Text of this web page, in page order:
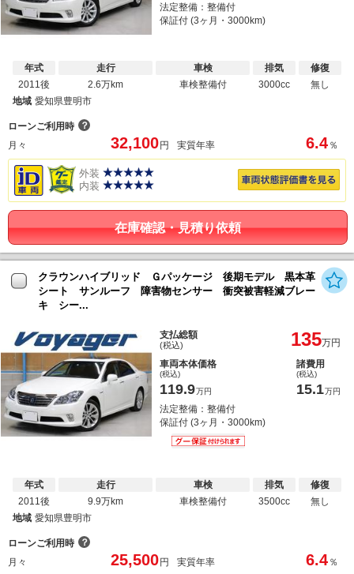
法定整備：整備付
保証付 (3ヶ月・3000km)
年式
2011後
走行
2.6万km
車検
車検整備付
排気
3000cc
修復
無し
地域 愛知県豊明市
ローンご利用時 ？
月々
32,100円 実質年率 6.4 ％
外装
内装
在庫確認・見積り依頼
クラウンハイブリッド Ｇパッケージ 後期モデル 黒本革
シート サンルーフ 障害物センサー 衝突被害軽減ブレー
キ シー...
支払総額
(税込) 135万円
車両本体価格
(税込)
119.9万円
諸費用
(税込)
15.1万円
法定整備：整備付
保証付 (3ヶ月・3000km)
年式
2011後
走行
9.9万km
車検
車検整備付
排気
3500cc
修復
無し
地域 愛知県豊明市
ローンご利用時 ？
月々
25,500 円 実質年率 6.4 ％